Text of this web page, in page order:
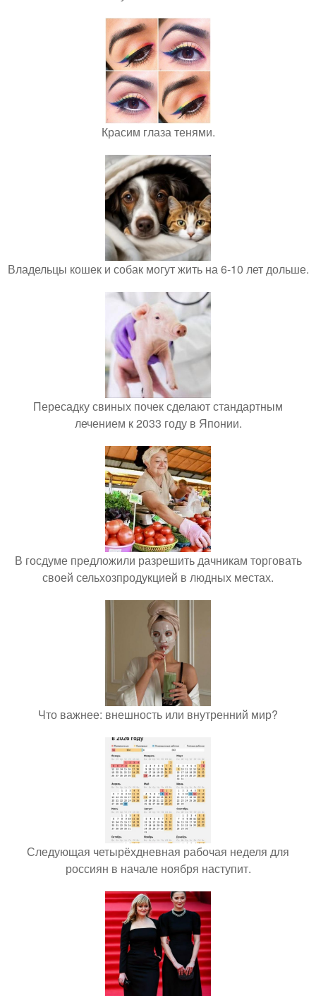
Красим глаза тенями.
Владельцы кошек и собак могут жить на 6-10 лет дольше.
Пересадку свиных почек сделают стандартным
лечением к 2033 году в Японии.
В госдуме предложили разрешить дачникам торговать
своей сельхозпродукцией в людных местах.
Что важнее: внешность или внутренний мир?
Следующая четырёхдневная рабочая неделя для
россиян в начале ноября наступит.